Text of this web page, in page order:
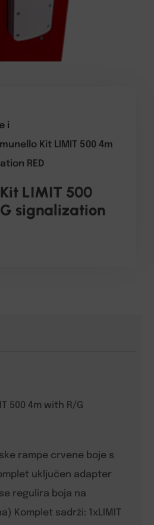
i
Kit LIMIT 500 4m
RED
LIMIT 500
signalization
500 4m with R/G
rampe crvene boje s
uključen adapter
regulira boja na
Komplet sadrži: 1xLIMIT